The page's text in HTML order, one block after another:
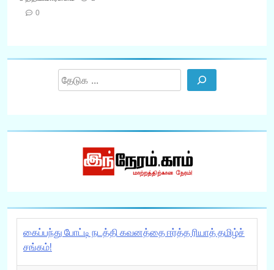
0
கைப்பந்து போட்டி நடத்தி கவனத்தை ஈர்த்த ரியாத் தமிழ்ச்
சங்கம்!